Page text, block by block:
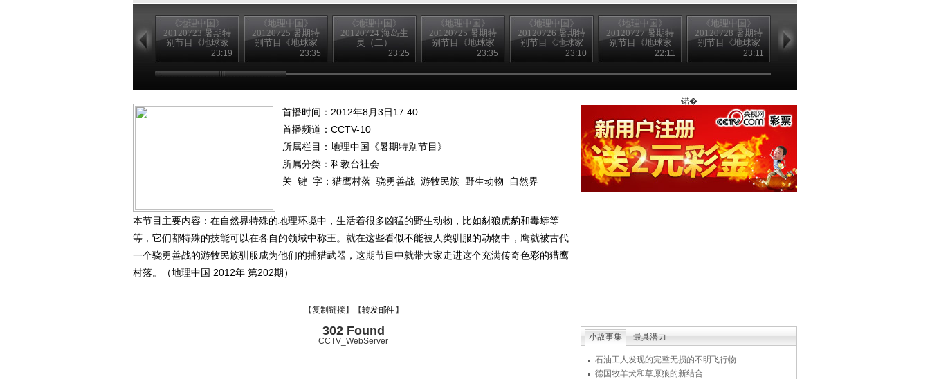
《地理中国》
20120723 暑期特
别节目《地球家
园》——海岛生
灵（一）
23:19
《地理中国》
20120725 暑期特
别节目《地球家
园》——海岛生
灵（三）
23:35
《地理中国》
20120724 海岛生
灵（二）
23:25
《地理中国》
20120725 暑期特
别节目《地球家
园》——海岛生
灵（三）
23:35
《地理中国》
20120726 暑期特
别节目《地球家
园》——湿地谜
案
23:10
《地理中国》
20120727 暑期特
别节目《地球家
园》——沼泽探
险
22:11
《地理中国》
20120728 暑期特
别节目《地球家
园》——海洋杀
手（上）
23:11
20120729 暑期特
别节目《地球家
园》——海洋杀
首播时间：2012年8月3日17:40
首播频道： CCTV-10
所属栏目： 地理中国《暑期特别节目》
所属分类：科教台社会
关 键 字： 猎鹰村落 骁勇善战 游牧民族 野生动物 自然界
本节目主要内容：在自然界特殊的地理环境中，生活着很多凶猛的野生动物，比如豺狼虎豹和毒蟒等
等，它们都特殊的技能可以在各自的领域中称王。就在这些看似不能被人类驯服的动物中，鹰就被古代
一个骁勇善战的游牧民族驯服成为他们的捕猎武器，这期节目中就带大家走进这个充满传奇色彩的猎鹰
村落。（地理中国 2012年 第202期）
【复制链接】【转发邮件 】
302 Found
CCTV_WebServer
锘�
小故事集 最具潜力
石油工人发现的完整无损的不明飞行物
德国牧羊犬和草原狼的新结合